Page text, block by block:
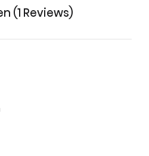
(1 Reviews)